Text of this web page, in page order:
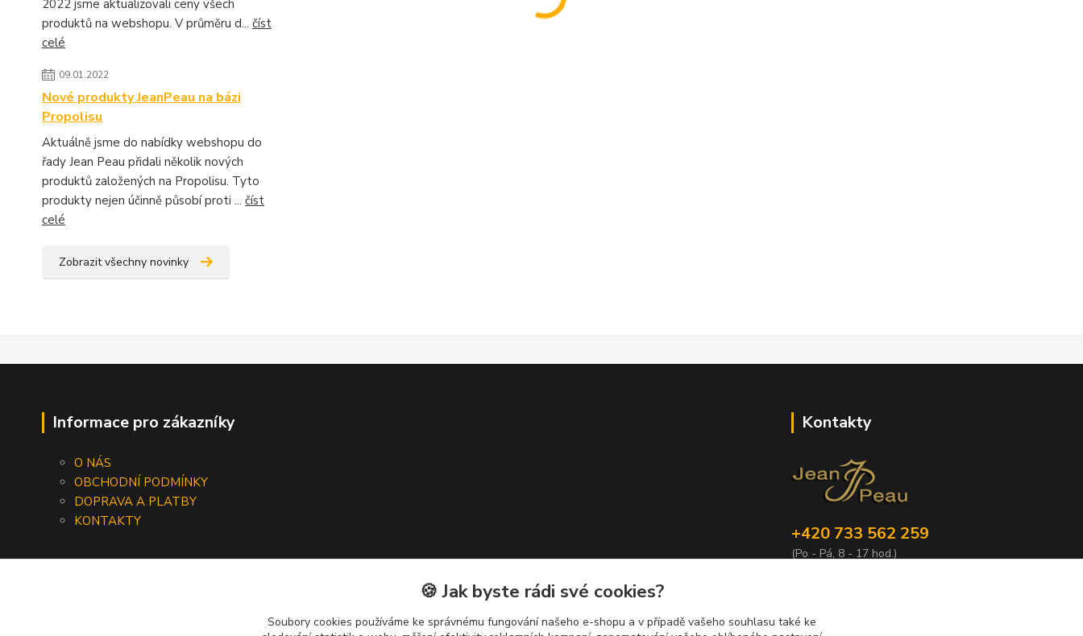
2022 jsme aktualizovali ceny všech
produktů na webshopu. V průměru d... číst
celé
09.01.2022
Nové produkty JeanPeau na bázi
Propolisu
Aktuálně jsme do nabídky webshopu do
řady Jean Peau přidali několik nových
produktů založených na Propolisu. Tyto
produkty nejen účinně působí proti ... číst
celé
Zobrazit všechny novinky
Informace pro zákazníky
O NÁS
OBCHODNÍ PODMÍNKY
DOPRAVA A PLATBY
KONTAKTY
Kontakty
+420 733 562 259
(Po - Pá, 8 - 17 hod.)
🍪 Jak byste rádi své cookies?
Soubory cookies používáme ke správnému fungování našeho e-shopu a v případě vašeho souhlasu také ke